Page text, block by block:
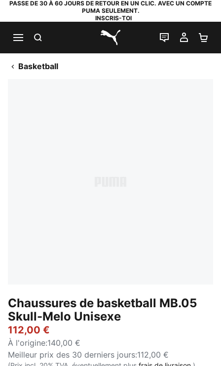
PASSE DE 30 À 60 JOURS DE RETOUR EN UN CLIC. AVEC UN COMPTE
PUMA SEULEMENT.
INSCRIS-TOI
PUMA.com
LIVE CHAT
MON
Basketball
Chaussures de basketball MB.05
Skull-Melo Unisexe
112,00 €
À l'origine:140,00 €
Meilleur prix des 30 derniers jours:112,00 €